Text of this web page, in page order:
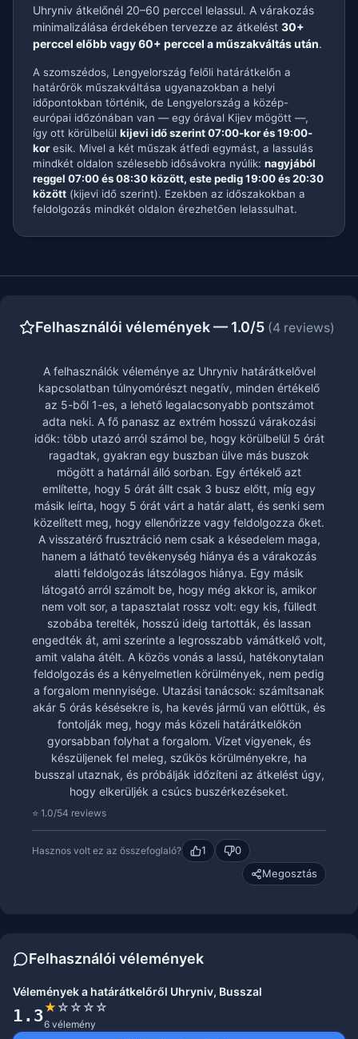
Uhryniv átkelőnél 20–60 perccel lelassul. A várakozás
minimalizálása érdekében tervezze az átkelést 30+
perccel előbb vagy 60+ perccel a műszakváltás után.
A szomszédos, Lengyelország felőli határátkelőn a
határőrök műszakváltása ugyanazokban a helyi
időpontokban történik, de Lengyelország a közép-
európai időzónában van — egy órával Kijev mögött —,
így ott körülbelül kijevi idő szerint 07:00-kor és 19:00-
koresik. Mivel a két műszak átfedi egymást, a lassulás
mindkét oldalon szélesebb idősávokra nyúlik: nagyjából
reggel 07:00 és 08:30 között, este pedig 19:00 és 20:30
között (kijevi idő szerint). Ezekben az időszakokban a
feldolgozás mindkét oldalon érezhetően lelassulhat.
Felhasználói vélemények — 1.0/5 (4 reviews)
A felhasználók véleménye az Uhryniv határátkelővel
kapcsolatban túlnyomórészt negatív, minden értékelő
az 5-ből 1-es, a lehető legalacsonyabb pontszámot
adta neki. A fő panasz az extrém hosszú várakozási
idők: több utazó arról számol be, hogy körülbelül 5 órát
ragadtak, gyakran egy buszban ülve más buszok
mögött a határnál álló sorban. Egy értékelő azt
említette, hogy 5 órát állt csak 3 busz előtt, míg egy
másik leírta, hogy 5 órát várt a határ alatt, és senki sem
közelített meg, hogy ellenőrizze vagy feldolgozza őket.
A visszatérő frusztráció nem csak a késedelem maga,
hanem a látható tevékenység hiánya és a várakozás
alatti feldolgozás látszólagos hiánya. Egy másik
látogató arról számolt be, hogy még akkor is, amikor
nem volt sor, a tapasztalat rossz volt: egy kis, fülledt
szobába terelték, hosszú ideig tartották, és lassan
engedték át, ami szerinte a legrosszabb vámátkelő volt,
amit valaha átélt. A közös vonás a lassú, hatékonytalan
feldolgozás és a kényelmetlen körülmények, nem pedig
a forgalom mennyisége. Utazási tanácsok: számítsanak
akár 5 órás késésekre is, ha kevés jármű van előttük, és
fontolják meg, hogy más közeli határátkelőkön
gyorsabban folyhat a forgalom. Vízet vigyenek, és
készüljenek fel meleg, szűkös körülményekre, ha
busszal utaznak, és próbálják időzíteni az átkelést úgy,
hogy elkerüljék a csúcs buszérkezéseket.
⭐ 1.0/54 reviews
Hasznos volt ez az összefoglaló? 1
0
Megosztás
Felhasználói vélemények
Vélemények a határátkelőről Uhryniv, Busszal
1.3★☆☆☆☆
6 vélemény